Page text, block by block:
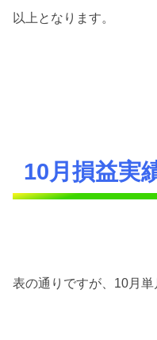
以上となります。
10月損益実
表の通りですが、10月